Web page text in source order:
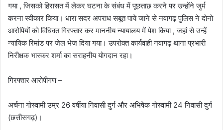
गया , जिसको हिरासत में लेकर घटना के संबंध में पूछताछ करने पर उन्होंने जुर्म
करना स्वीकार किया। धारा सदर अपराध सबूत पाये जाने से नवागढ़ पुलिस ने दोनो
आरोपियों को विधिवत गिरफ्तार कर माननीय न्यायालय में पेश किया , जहां से उन्हें
न्यायिक रिमांड पर जेल भेज दिया गया। उपरोक्त कार्यवाही नवागढ़ थाना प्रभारी
निरीक्षक भास्कर शर्मा का सराहनीय योगदान रहा।
गिरफ्तार आरोपीगण –
अर्चना गोस्वामी उम्र 26 वर्षीया निवासी दुर्ग और अभिषेक गोस्वामी 24 निवासी दुर्ग
(छत्तीसगढ़)।